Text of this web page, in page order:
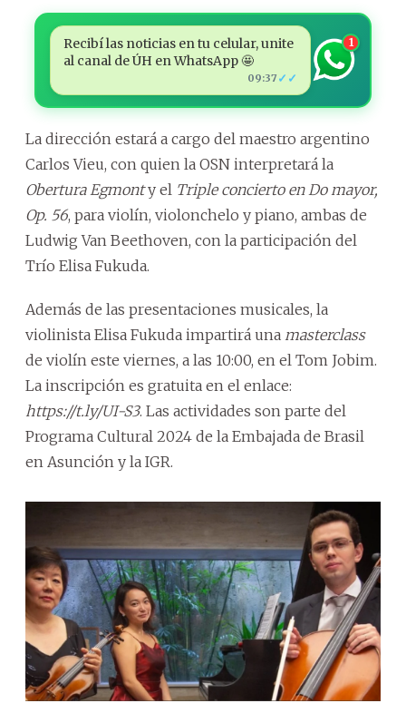
Recibí las noticias en tu celular, unite
al canal de ÚH en WhatsApp 🤩
09:37 ✓✓
1
La dirección estará a cargo del maestro argentino
Carlos Vieu, con quien la OSN interpretará la
Obertura Egmonty el Triple concierto en Do mayor,
Op. 56, para violín, violonchelo y piano, ambas de
Ludwig Van Beethoven, con la participación del
Trío Elisa Fukuda.
Además de las presentaciones musicales, la
violinista Elisa Fukuda impartirá una masterclass
de violín este viernes, a las 10:00, en el Tom Jobim.
La inscripción es gratuita en el enlace:
https://t.ly/UI-S3. Las actividades son parte del
Programa Cultural 2024 de la Embajada de Brasil
en Asunción y la IGR.